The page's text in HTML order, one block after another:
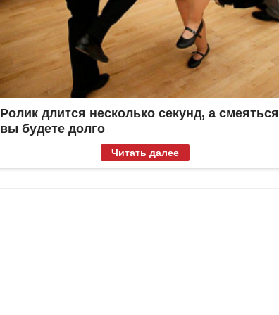
Ролик длится несколько секунд, а смеяться
вы будете долго
Читать далее